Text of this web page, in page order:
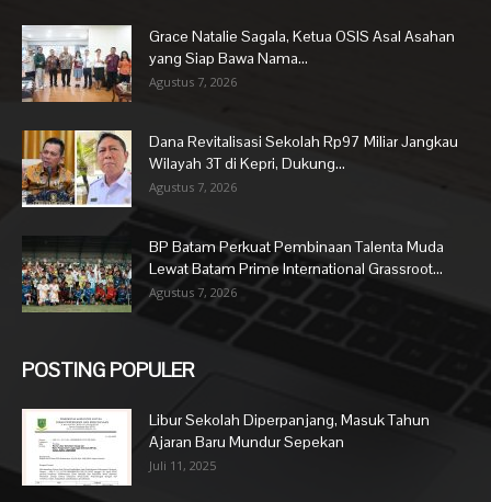
Grace Natalie Sagala, Ketua OSIS Asal Asahan
yang Siap Bawa Nama...
Agustus 7, 2026
Dana Revitalisasi Sekolah Rp97 Miliar Jangkau
Wilayah 3T di Kepri, Dukung...
Agustus 7, 2026
BP Batam Perkuat Pembinaan Talenta Muda
Lewat Batam Prime International Grassroot...
Agustus 7, 2026
POSTING POPULER
Libur Sekolah Diperpanjang, Masuk Tahun
Ajaran Baru Mundur Sepekan
Juli 11, 2025